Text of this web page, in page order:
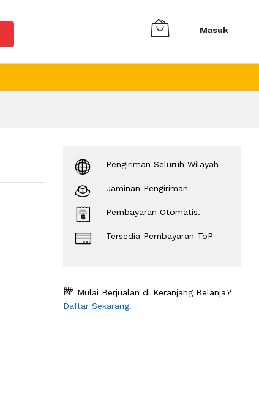
Masuk
Pengiriman Seluruh Wilayah
Jaminan Pengiriman
Pembayaran Otomatis.
Tersedia Pembayaran ToP
Mulai Berjualan di Keranjang Belanja?
Daftar Sekarang!